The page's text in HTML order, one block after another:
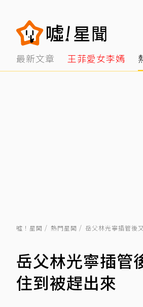
最新文章 王菲愛女李嫣
噓！星聞 熱門星聞 岳父林光寧插管後
岳父林光寧插管
住到被趕出來